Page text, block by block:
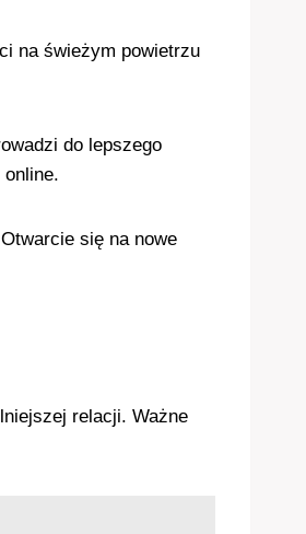
na świeżym powietrzu
do lepszego
się na nowe
relacji. Ważne